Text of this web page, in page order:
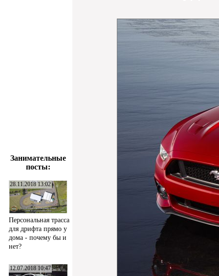
Занимательные
посты:
28.11.2018 13:02
Персональная трасса
для дрифта прямо у
дома - почему бы и
нет?
12.07.2018 10:47